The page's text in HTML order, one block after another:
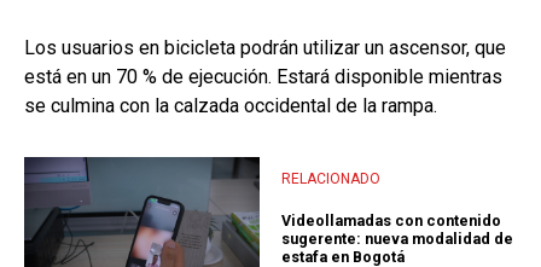
Los usuarios en bicicleta podrán utilizar un ascensor, que
está en un 70 % de ejecución. Estará disponible mientras
se culmina con la calzada occidental de la rampa.
RELACIONADO
Videollamadas con contenido
sugerente: nueva modalidad de
estafa en Bogotá